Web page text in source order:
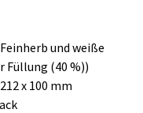
und weiße
Füllung (40 %))
x 100 mm